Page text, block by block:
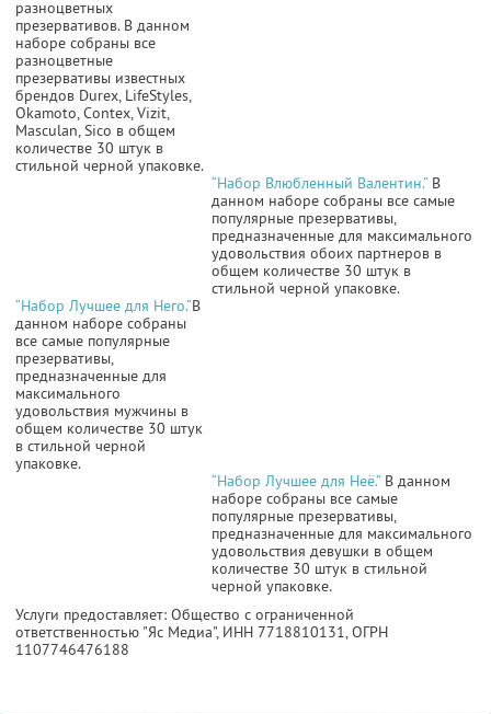
разноцветных
презервативов. В данном
наборе собраны все
разноцветные
презервативы известных
брендов Durex, LifeStyles,
Okamoto, Contex, Vizit,
Masculan, Sico в общем
количестве 30 штук в
стильной черной упаковке.
“Набор Влюбленный Валентин.” В
данном наборе собраны все самые
популярные презервативы,
предназначенные для максимального
удовольствия обоих партнеров в
общем количестве 30 штук в
стильной черной упаковке.
“Набор Лучшее для Него.”В
данном наборе собраны
все самые популярные
презервативы,
предназначенные для
максимального
удовольствия мужчины в
общем количестве 30 штук
в стильной черной
упаковке.
“Набор Лучшее для Неё.” В данном
наборе собраны все самые
популярные презервативы,
предназначенные для максимального
удовольствия девушки в общем
количестве 30 штук в стильной
черной упаковке.
Услуги предоставляет: Общество с ограниченной
ответственностью "Яс Медиа", ИНН 7718810131, ОГРН
1107746476188